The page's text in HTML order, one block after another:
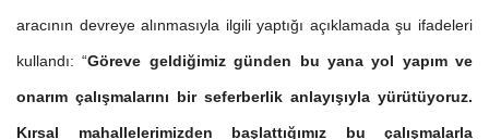
aracının devreye alınmasıyla ilgili yaptığı açıklamada şu ifadeleri
kullandı: “Göreve geldiğimiz günden bu yana yol yapım ve
onarım çalışmalarını bir seferberlik anlayışıyla yürütüyoruz.
Kırsal mahallelerimizden başlattığımız bu çalışmalarla